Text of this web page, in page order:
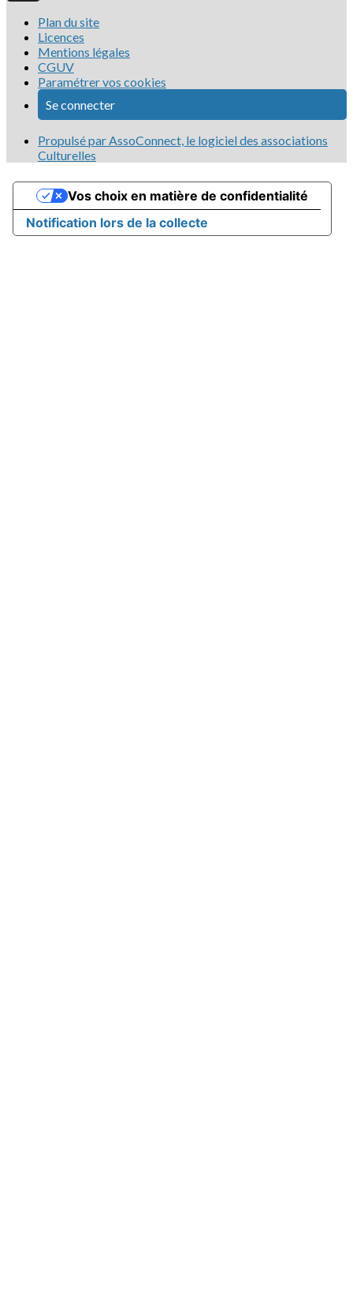
Plan du site
Licences
Mentions légales
CGUV
Paramétrer vos cookies
Se connecter
Propulsé par AssoConnect, le logiciel des associations
Culturelles
Notification lors de la collecte
Vos choix en matière de confidentialité